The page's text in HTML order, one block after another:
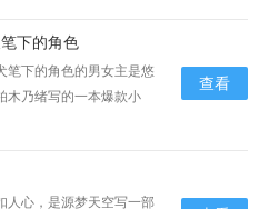
须学会掌握自己的魔法
实世界的方法。那声音在
近乎嚣张。“喂，陈
片碎屑沾在嘴角，“你搁
。...
下的角色
笔下的角色的男女主是悠
木乃绪写的一本爆款小
基本的都无法编造成
听了出来，出声……...
查看
人心，是源梦天空写一部